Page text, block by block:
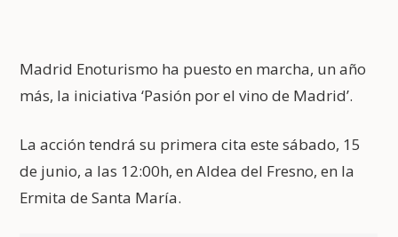
Madrid Enoturismo ha puesto en marcha, un año
más, la iniciativa ‘Pasión por el vino de Madrid’.
La acción tendrá su primera cita este sábado, 15
de junio, a las 12:00h, en Aldea del Fresno, en la
Ermita de Santa María.